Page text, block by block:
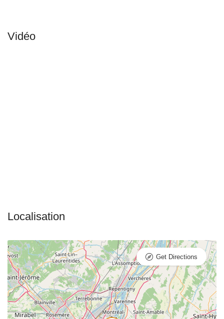
Get Directions